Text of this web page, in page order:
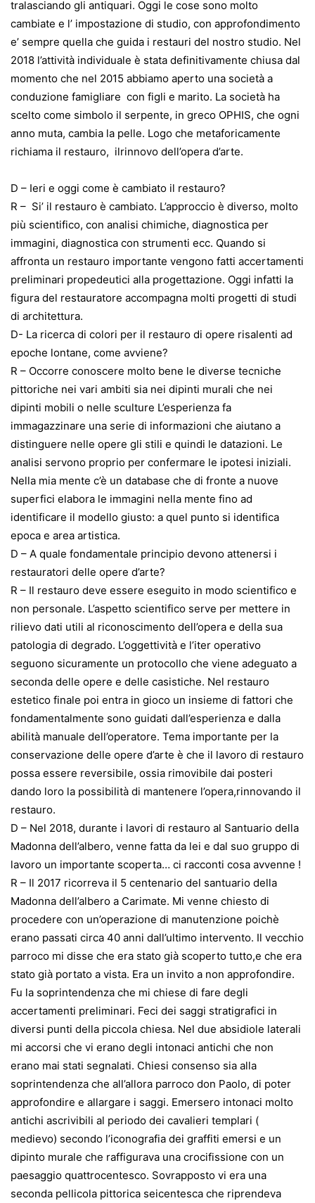
tralasciando gli antiquari. Oggi le cose sono molto
cambiate e l’ impostazione di studio, con approfondimento
e’ sempre quella che guida i restauri del nostro studio. Nel
2018 l’attività individuale è stata definitivamente chiusa dal
momento che nel 2015 abbiamo aperto una società a
conduzione famigliare con figli e marito. La società ha
scelto come simbolo il serpente, in greco OPHIS, che ogni
anno muta, cambia la pelle. Logo che metaforicamente
richiama il restauro, ilrinnovo dell’opera d’arte.
D – Ieri e oggi come è cambiato il restauro?
R – Si’ il restauro è cambiato. L’approccio è diverso, molto
più scientifico, con analisi chimiche, diagnostica per
immagini, diagnostica con strumenti ecc. Quando si
affronta un restauro importante vengono fatti accertamenti
preliminari propedeutici alla progettazione. Oggi infatti la
figura del restauratore accompagna molti progetti di studi
di architettura.
D- La ricerca di colori per il restauro di opere risalenti ad
epoche lontane, come avviene?
R – Occorre conoscere molto bene le diverse tecniche
pittoriche nei vari ambiti sia nei dipinti murali che nei
dipinti mobili o nelle sculture L’esperienza fa
immagazzinare una serie di informazioni che aiutano a
distinguere nelle opere gli stili e quindi le datazioni. Le
analisi servono proprio per confermare le ipotesi iniziali.
Nella mia mente c’è un database che di fronte a nuove
superfici elabora le immagini nella mente fino ad
identificare il modello giusto: a quel punto si identifica
epoca e area artistica.
D – A quale fondamentale principio devono attenersi i
restauratori delle opere d’arte?
R – Il restauro deve essere eseguito in modo scientifico e
non personale. L’aspetto scientifico serve per mettere in
rilievo dati utili al riconoscimento dell’opera e della sua
patologia di degrado. L’oggettività e l’iter operativo
seguono sicuramente un protocollo che viene adeguato a
seconda delle opere e delle casistiche. Nel restauro
estetico finale poi entra in gioco un insieme di fattori che
fondamentalmente sono guidati dall’esperienza e dalla
abilità manuale dell’operatore. Tema importante per la
conservazione delle opere d’arte è che il lavoro di restauro
possa essere reversibile, ossia rimovibile dai posteri
dando loro la possibilità di mantenere l’opera,rinnovando il
restauro.
D – Nel 2018, durante i lavori di restauro al Santuario della
Madonna dell’albero, venne fatta da lei e dal suo gruppo di
lavoro un importante scoperta… ci racconti cosa avvenne !
R – Il 2017 ricorreva il 5 centenario del santuario della
Madonna dell’albero a Carimate. Mi venne chiesto di
procedere con un’operazione di manutenzione poichè
erano passati circa 40 anni dall’ultimo intervento. Il vecchio
parroco mi disse che era stato già scoperto tutto,e che era
stato già portato a vista. Era un invito a non approfondire.
Fu la soprintendenza che mi chiese di fare degli
accertamenti preliminari. Feci dei saggi stratigrafici in
diversi punti della piccola chiesa. Nel due absidiole laterali
mi accorsi che vi erano degli intonaci antichi che non
erano mai stati segnalati. Chiesi consenso sia alla
soprintendenza che all’allora parroco don Paolo, di poter
approfondire e allargare i saggi. Emersero intonaci molto
antichi ascrivibili al periodo dei cavalieri templari (
medievo) secondo l’iconografia dei graffiti emersi e un
dipinto murale che raffigurava una crocifissione con un
paesaggio quattrocentesco. Sovrapposto vi era una
seconda pellicola pittorica seicentesca che riprendeva